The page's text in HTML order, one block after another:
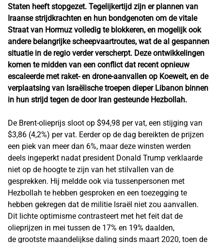
Staten heeft stopgezet. Tegelijkertijd zijn er plannen van
Iraanse strijdkrachten en hun bondgenoten om de vitale
Straat van Hormuz volledig te blokkeren, en mogelijk ook
andere belangrijke scheepvaartroutes, wat de al gespannen
situatie in de regio verder verscherpt. Deze ontwikkelingen
komen te midden van een conflict dat recent opnieuw
escaleerde met raket- en drone-aanvallen op Koeweit, en de
verplaatsing van Israëlische troepen dieper Libanon binnen
in hun strijd tegen de door Iran gesteunde Hezbollah.
De Brent-olieprijs sloot op $94,98 per vat, een stijging van
$3,86 (4,2%) per vat. Eerder op de dag bereikten de prijzen
een piek van meer dan 6%, maar deze winsten werden
deels ingeperkt nadat president Donald Trump verklaarde
niet op de hoogte te zijn van het stilvallen van de
gesprekken. Hij meldde ook via tussenpersonen met
Hezbollah te hebben gesproken en een toezegging te
hebben gekregen dat de militie Israël niet zou aanvallen.
Dit lichte optimisme contrasteert met het feit dat de
olieprijzen in mei tussen de 17% en 19% daalden,
de grootste maandelijkse daling sinds maart 2020, toen de